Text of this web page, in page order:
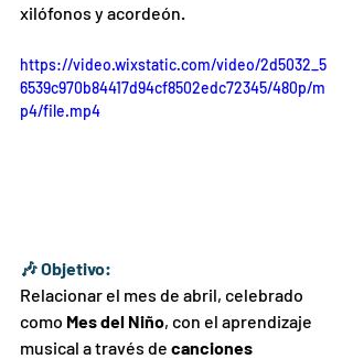
xilófonos y acordeón.
https://video.wixstatic.com/video/2d5032_5
6539c970b84417d94cf8502edc72345/480p/m
p4/file.mp4
🎶 Objetivo:
Relacionar el mes de abril, celebrado
como Mes del Niño, con el aprendizaje
musical a través de canciones